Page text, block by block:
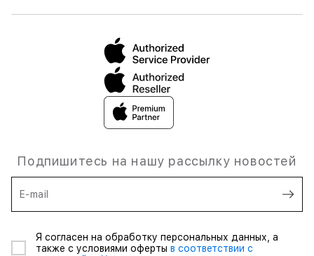
Подпишитесь на нашу рассылку новостей
E-mail
Я согласен на обработку персональных данных, а
также с условиями оферты в соответствии с